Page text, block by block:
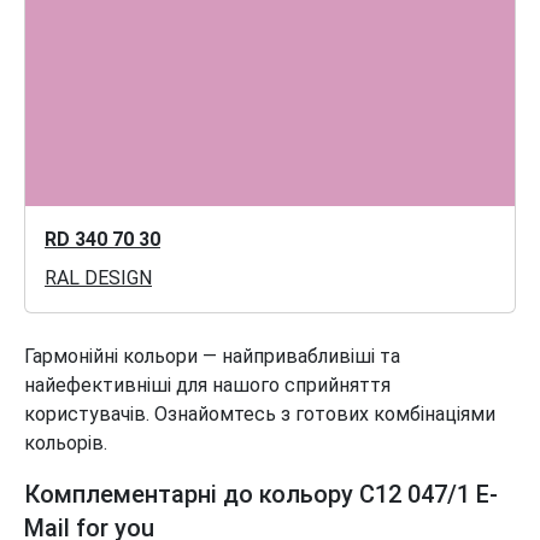
RD 340 70 30
RAL DESIGN
Гармонійні кольори — найпривабливіші та
найефективніші для нашого сприйняття
користувачів. Ознайомтесь з готових комбінаціями
кольорів.
Комплементарні до кольору C12 047/1 E-
Mail for you